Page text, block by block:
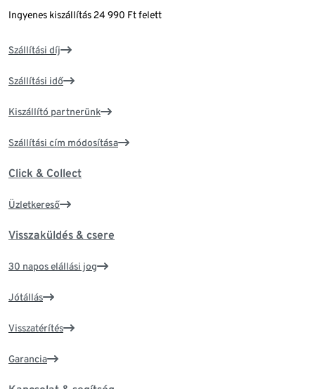
Ingyenes kiszállítás 24 990 Ft felett
Szállítási díj
Szállítási idő
Kiszállító partnerünk
Szállítási cím módosítása
Click & Collect
Üzletkereső
Visszaküldés & csere
30 napos elállási jog
Jótállás
Visszatérítés
Garancia